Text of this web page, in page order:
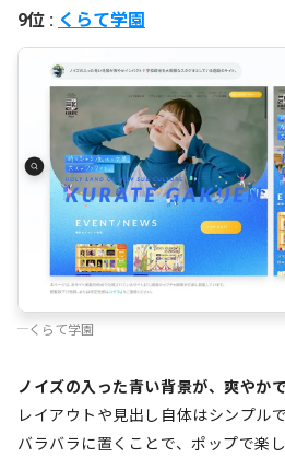
9位 : くらて学園
くらて学園
ノイズの入った青い背景が、爽やか
レイアウトや見出し自体はシンプル
バラバラに置くことで、ポップで楽